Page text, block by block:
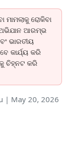
ରୋକିବା
ଅଭିଯାନ ଆରମ୍ଭ
ଭାରତୀୟ
କାର୍ଯ୍ୟ କରି
ଚିହ୍ନଟ କରି
| May 20, 2026